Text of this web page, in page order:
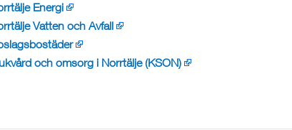
Energi
Vatten och Avfall
och omsorg i Norrtälje (KSON)